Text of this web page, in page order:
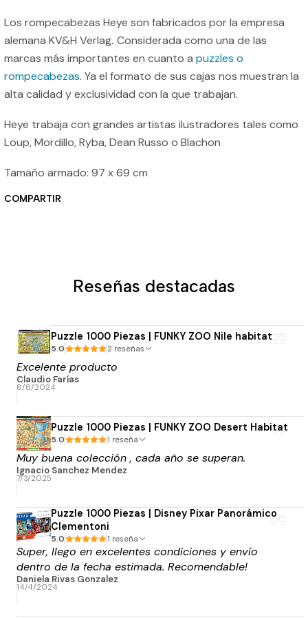
Los rompecabezas Heye son fabricados por la empresa
alemana KV&H Verlag. Considerada como una de las
marcas más importantes en cuanto a puzzles o
rompecabezas. Ya el formato de sus cajas nos muestran la
alta calidad y exclusividad con la que trabajan.
Heye trabaja con grandes artistas ilustradores tales como
Loup, Mordillo, Ryba, Dean Russo o Blachon
Tamaño armado: 97 x 69 cm
COMPARTIR
Reseñas destacadas
Puzzle 1000 Piezas | FUNKY ZOO Nile habitat
5.0 2 reseñas
Excelente producto
Claudio Farías
8/8/2024
Puzzle 1000 Piezas | FUNKY ZOO Desert Habitat
5.0 1 reseña
Muy buena colección , cada año se superan.
Ignacio Sanchez Mendez
7/3/2025
Puzzle 1000 Piezas | Disney Pixar Panorámico
Clementoni
5.0 1 reseña
Super, llego en excelentes condiciones y envío
dentro de la fecha estimada. Recomendable!
Daniela Rivas Gonzalez
14/4/2024